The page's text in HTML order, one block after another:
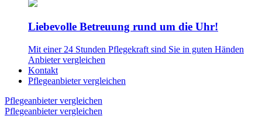
Liebevolle Betreuung rund um die Uhr!
Mit einer 24 Stunden Pflegekraft sind Sie in guten Händen
Anbieter vergleichen
Kontakt
Pflegeanbieter vergleichen
Pflegeanbieter vergleichen
Pflegeanbieter vergleichen